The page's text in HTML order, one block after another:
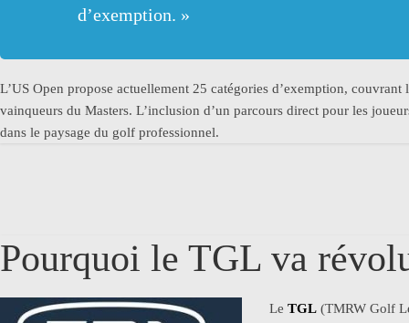
d’exemption. »
L’US Open propose actuellement 25 catégories d’exemption,
vainqueurs du Masters. L’inclusion d’un parcours direct pour les
dans le paysage du golf professionnel.
Pourquoi le TGL va
Le TGL (TMRW Golf